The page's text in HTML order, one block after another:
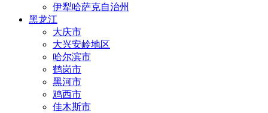
伊犁哈萨克自治州
黑龙江
大庆市
大兴安岭地区
哈尔滨市
鹤岗市
黑河市
鸡西市
佳木斯市